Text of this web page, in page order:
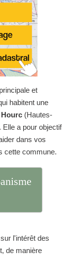
et
habitent une
(Hautes-
a pour objectif
dans vos
cette commune.
l'intérêt des
de manière